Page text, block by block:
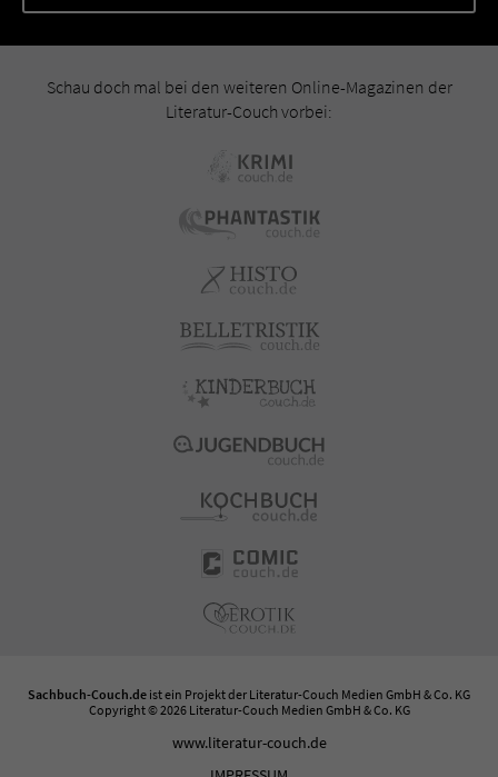
Schau doch mal bei den weiteren Online-Magazinen der
Literatur-Couch vorbei:
Sachbuch-Couch.de ist ein Projekt der Literatur-Couch Medien GmbH & Co. KG
Copyright © 2026 Literatur-Couch Medien GmbH & Co. KG
www.literatur-couch.de